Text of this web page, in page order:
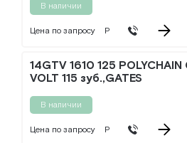
В наличии
Цена по запросу Р
14GTV 1610 125 POLYCHAIN
VOLT 115 зуб.,GATES
В наличии
Цена по запросу Р